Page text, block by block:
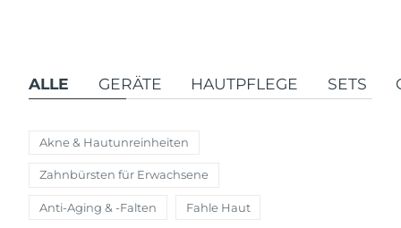
ALLE GERÄTE HAUTPFLEGE SETS
Akne & Hautunreinheiten
Zahnbürsten für Erwachsene
Anti-Aging & -Falten Fahle Haut
Rot-Lichttherapie